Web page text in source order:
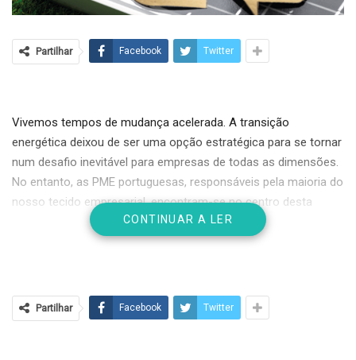
Partilhar Facebook Twitter
Vivemos tempos de mudança acelerada. A transição
energética deixou de ser uma opção estratégica para se tornar
num desafio inevitável para empresas de todas as dimensões.
No entanto, as PME portuguesas, responsáveis pela maioria do
nosso tecido empresarial, encontram-se no centro desta
transformação. Num pequeno parque empresarial em Braga,
uma PME do setor metalomecânico reduziu a sua fatura
substituir o seu sistema de climatização. Este é apenas um
dos muitos exemplos que ilustram que, se é verdade que a
CONTINUAR A LER
Partilhar Facebook Twitter